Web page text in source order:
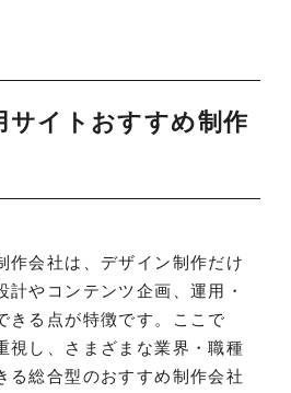
サイトおすすめ制作
作会社は、デザイン制作だけ
計やコンテンツ企画、運用・
きる点が特徴です。ここで
視し、さまざまな業界・職種
る総合型のおすすめ制作会社